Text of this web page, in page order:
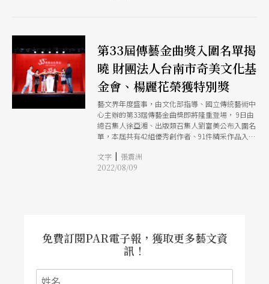
第33屆傳藝金曲獎入圍名單揭
曉 財團法人台南市奇美文化基
金會、楊麗花榮獲特別獎
藝文界年度盛事，由文化部指導、國立傳統藝術中
心主辦的第33屆傳藝金曲獎即將隆重登場， 9日由
總召集人徐亞湘、出版類召集人劉富美公布入圍名
單，本屆共有42組優秀創作者、91件精采作品入
項殊榮。而眾所矚目的特別獎，出版類由財團法人
台南市奇美文化基金會獲得，戲曲表演類由楊麗花
文字 | 張震洲
2022/08/09
免費訂閱PAR電子報，獲取更多藝文資
訊！